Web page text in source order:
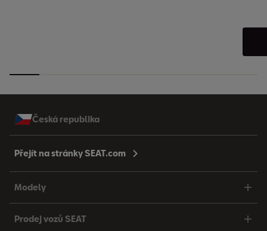
Česká republika
Přejít na stránky SEAT.com
Modely
Prodej vozů SEAT